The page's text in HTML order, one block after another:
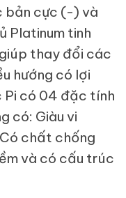
bản cực (-) và
Platinum tinh
thay đổi các
hướng có lợi
Pi có 04 đặc tính
có: Giàu vi
chất chống
và có cấu trúc